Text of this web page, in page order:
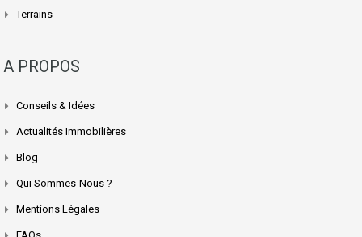
Terrains
A PROPOS
Conseils & Idées
Actualités Immobilières
Blog
Qui Sommes-Nous ?
Mentions Légales